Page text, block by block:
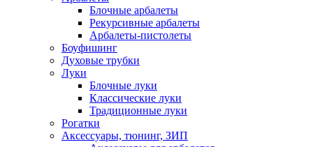
Блочные арбалеты
Рекурсивные арбалеты
Арбалеты-пистолеты
Боуфишинг
Духовые трубки
Луки
Блочные луки
Классические луки
Традиционные луки
Рогатки
Аксессуары, тюнинг, ЗИП